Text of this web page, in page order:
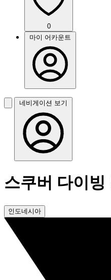
0
마이 어카운트
네비게이션 보기
스쿠버 다이
인도네시아